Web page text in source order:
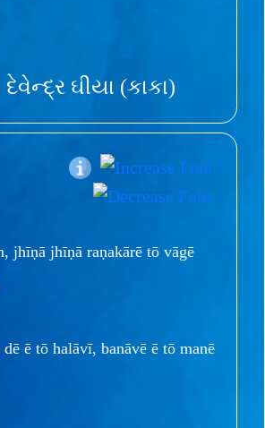
ઘીયા (કાકા)
jhīṇā jhīṇā raṇakārē tō vāgē
ē tō halāvī, banāvē ē tō manē